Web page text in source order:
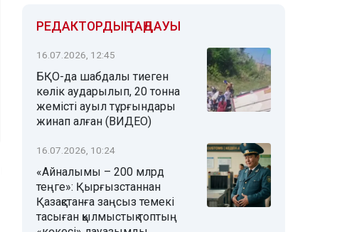
РЕДАКТОРДЫҢ ТАҢДАУЫ
16.07.2026, 12:45
БҚО-да шабдалы тиеген
көлік аударылып, 20 тонна
жемісті ауыл тұрғындары
жинап алған (ВИДЕО)
16.07.2026, 10:24
«Айналымы – 200 млрд
теңге»: Қырғызстаннан
Қазақстанға заңсыз темекі
тасыған қылмыстық топтың